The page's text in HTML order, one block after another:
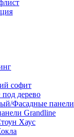
софит
дерево
Фасадные панели
Grandline
Хаус